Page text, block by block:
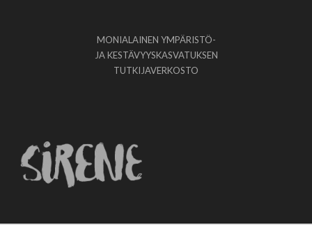
MONIALAINEN YMPÄRISTÖ-
JA KESTÄVYYSKASVATUKSEN
TUTKIJAVERKOSTO